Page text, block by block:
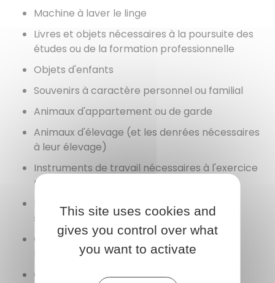
Machine à laver le linge
Livres et objets nécessaires à la poursuite des
études ou de la formation professionnelle
Objets d'enfants
Souvenirs à caractère personnel ou familial
Animaux d'appartement ou de garde
Animaux d'élevage (et les denrées nécessaires
à leur élevage)
Instruments de travail nécessaires à l'exercice
personnel de l'activité professionnelle
Poste téléphonique permettant l'accès au
service téléphonique fixe ou mobile
Objets indispensables à une personne
handicapée
Objets destinés aux soins d'une personne
This site uses cookies and
gives you control over what
you want to activate